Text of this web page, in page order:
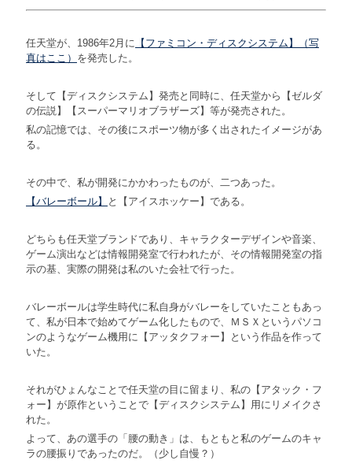
任天堂が、1986年2月に
【ファミコン・ディスクシステム】（写
真はここ） を発売した。
そして【ディスクシステム】発売と同時に、任天堂から【ゼルダ
の伝説】【スーパーマリオブラザーズ】等が発売された。
私の記憶では、その後にスポーツ物が多く出されたイメージがあ
る。
その中で、私が開発にかかわったものが、二つあった。
【バレーボール】
と【アイスホッケー】である。
どちらも任天堂ブランドであり、キャラクターデザインや音楽、
ゲーム演出などは情報開発室で行われたが、その情報開発室の指
示の基、実際の開発は私のいた会社で行った。
バレーボールは学生時代に私自身がバレーをしていたこともあっ
て、私が日本で始めてゲーム化したもので、ＭＳＸというパソコ
ンのようなゲーム機用に【アッタクフォー】という作品を作って
いた。
それがひょんなことで任天堂の目に留まり、私の【アタック・フ
ォー】が原作ということで【ディスクシステム】用にリメイクさ
れた。
よって、あの選手の「腰の動き」は、もともと私のゲームのキャ
ラの腰振りであったのだ。（少し自慢？）